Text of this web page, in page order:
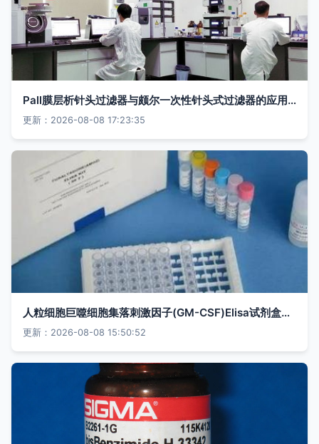
Pall膜层析针头过滤器与颇尔一次性针头式过滤器的应用解析及试剂耗材选择指南
更新：2026-08-08 17:23:35
人粒细胞巨噬细胞集落刺激因子(GM-CSF)Elisa试剂盒的应用
更新：2026-08-08 15:50:52